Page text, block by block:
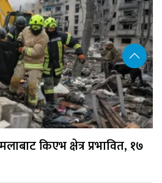
किएभ क्षेत्र प्रभावित, १७